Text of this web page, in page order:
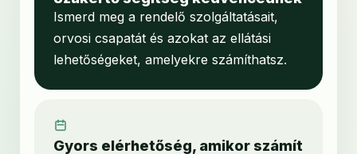
Ismerd meg a rendelő szolgáltatásait,
orvosi csapatát és azokat az ellátási
lehetőségeket, amelyekre számíthatsz.
Gyors elérhetőség, amikor számít